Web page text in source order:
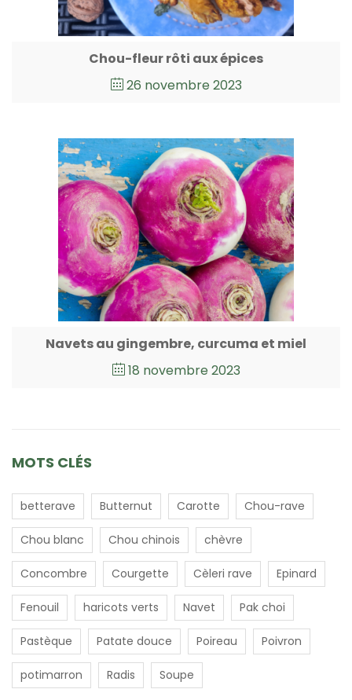
Chou-fleur rôti aux épices
26 novembre 2023
Navets au gingembre, curcuma et miel
18 novembre 2023
MOTS CLÉS
betterave Butternut Carotte Chou-rave
Chou blanc Chou chinois chèvre
Concombre Courgette Cèleri rave Epinard
Fenouil haricots verts Navet Pak choi
Pastèque Patate douce Poireau Poivron
potimarron Radis Soupe